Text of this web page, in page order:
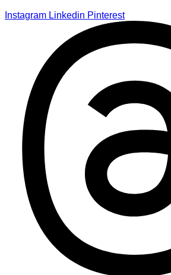
Instagram Linkedin Pinterest